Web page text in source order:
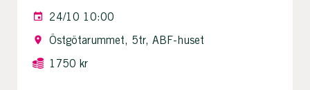
24/10 10:00
Östgötarummet, 5tr, ABF-huset
1750 kr